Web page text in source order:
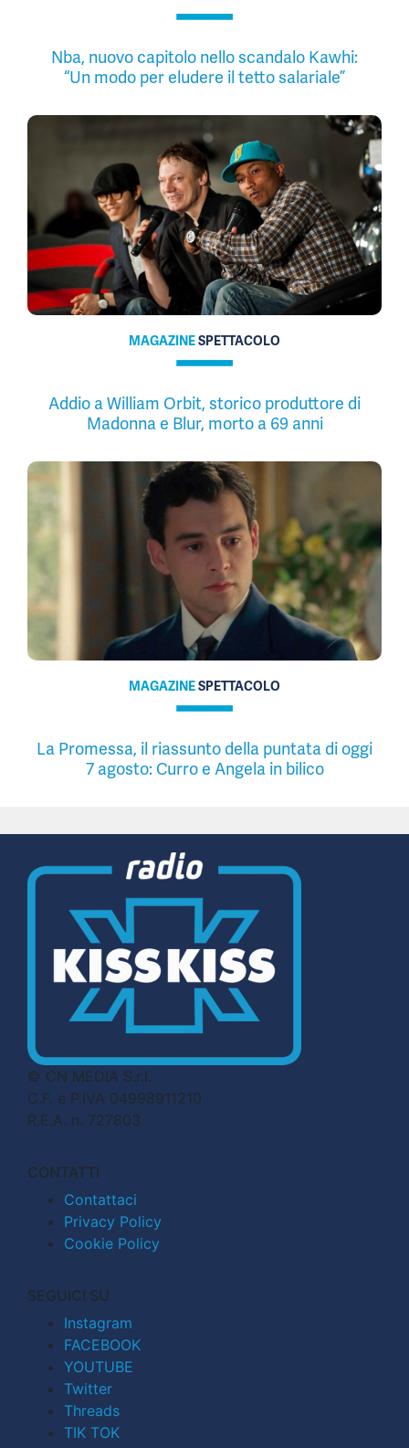
Nba, nuovo capitolo nello scandalo Kawhi:
“Un modo per eludere il tetto salariale”
MAGAZINESPETTACOLO
Addio a William Orbit, storico produttore di
Madonna e Blur, morto a 69 anni
MAGAZINESPETTACOLO
La Promessa, il riassunto della puntata di oggi
7 agosto: Curro e Angela in bilico
© CN MEDIA S.r.l.
C.F. e P.IVA 04998911210
R.E.A. n. 727803
CONTATTI
Contattaci
Privacy Policy
Cookie Policy
SEGUICI SU
Instagram
FACEBOOK
YOUTUBE
Twitter
Threads
TIK TOK